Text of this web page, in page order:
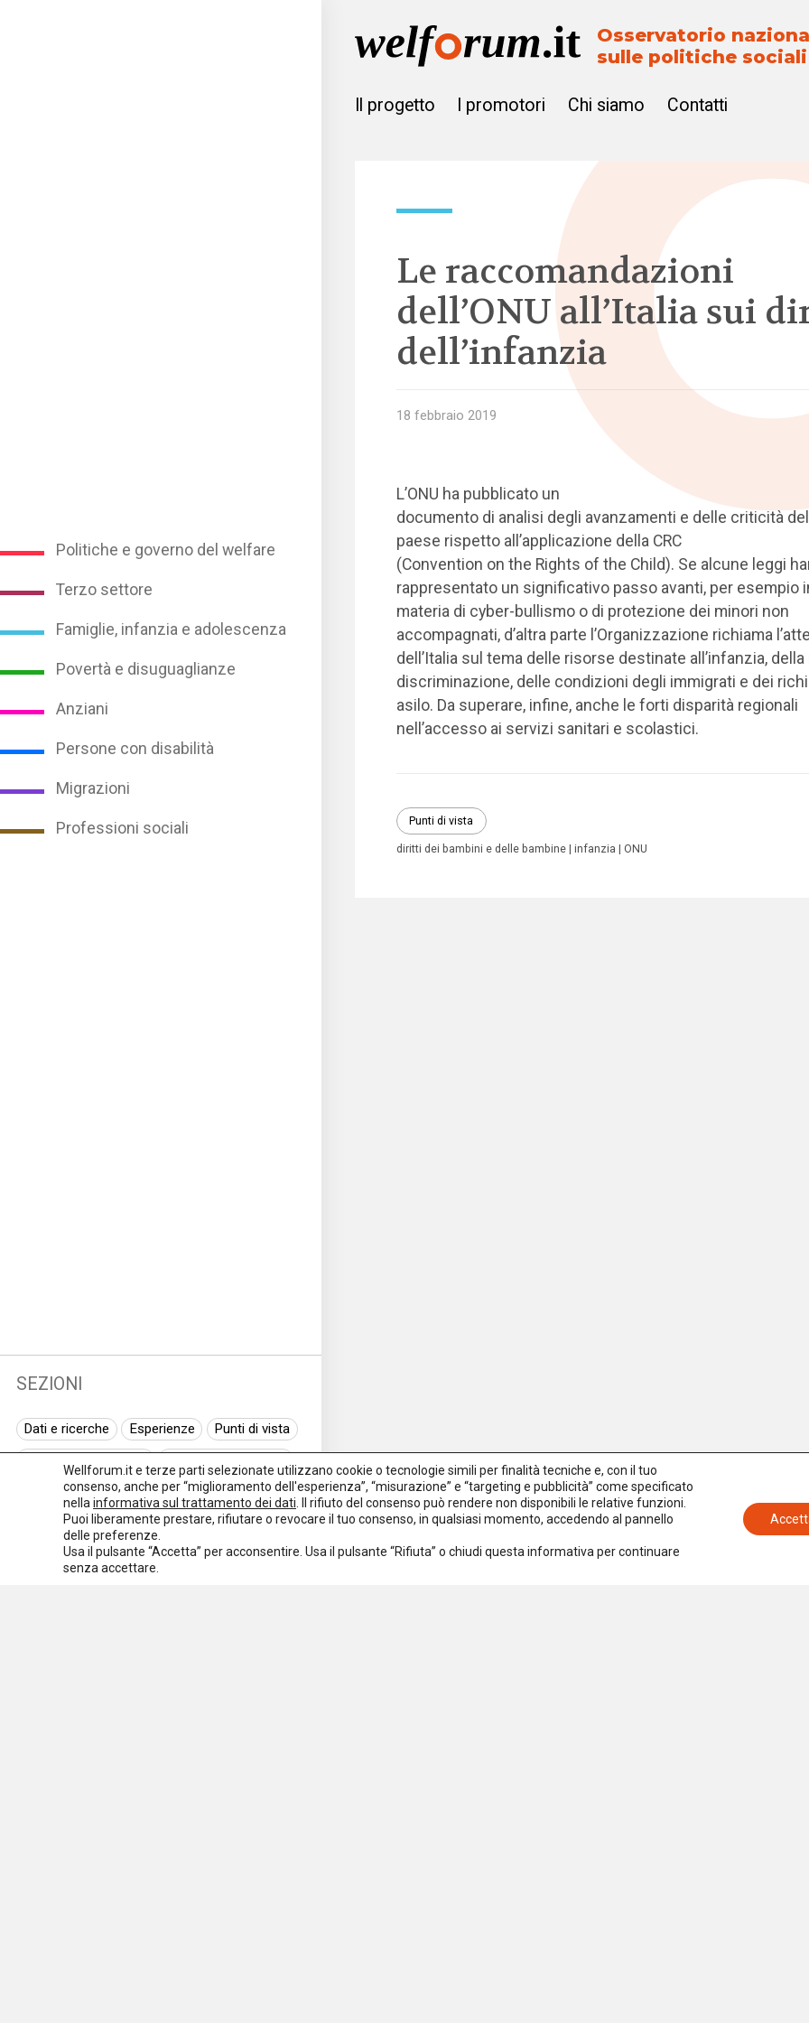
Politiche e governo del welfare
Terzo settore
Famiglie, infanzia e adolescenza
Povertà e disuguaglianze
Anziani
Persone con disabilità
Migrazioni
Professioni sociali
SEZIONI
Dati e ricerche Esperienze
Punti di vista
Normativa europea
Rassegna normativa
I seminari di Welforum
Eventi
Spazio ai promotori
Osservatorio
sulle politiche sociali
Il progetto I promotori Chi siamo Contatti
Le raccomandazioni
dell’ONU all’Italia sui
dell’infanzia
18 febbraio 2019
L’ONU ha pubblicato un
documento di analisi degli avanzamenti e delle criticità
paese rispetto all’applicazione della CRC
(Convention on the Rights of the Child). Se alcune leggi
rappresentato un significativo passo avanti, per esempio
materia di cyber-bullismo o di protezione dei minori non
accompagnati, d’altra parte l’Organizzazione richiama
dell’Italia sul tema delle risorse destinate all’infanzia, della
discriminazione, delle condizioni degli immigrati e dei
asilo. Da superare, infine, anche le forti disparità regionali
nell’accesso ai servizi sanitari e scolastici.
Punti di vista
diritti dei bambini e delle bambine infanzia ONU
Wellforum.it e terze parti selezionate utilizzano cookie o tecnologie simili per finalità tecniche e, con il tuo
consenso, anche per “miglioramento dell'esperienza”, “misurazione” e “targeting e pubblicità” come specificato
nella informativa sul trattamento dei dati . Il rifiuto del consenso può rendere non disponibili le relative funzioni.
Puoi liberamente prestare, rifiutare o revocare il tuo consenso, in qualsiasi momento, accedendo al pannello
delle preferenze.
Usa il pulsante “Accetta” per acconsentire. Usa il pulsante “Rifiuta” o chiudi questa informativa per continuare
senza accettare.